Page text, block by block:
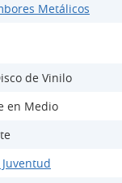
Metálicos
de Vinilo
en Medio